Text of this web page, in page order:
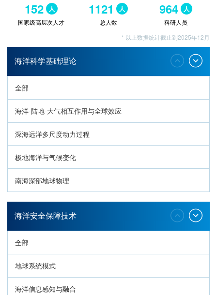
152 人
国家级高层次人才
1121 人
总人数
964 人
科研人员
* 以上数据统计截止到2025年12月
海洋科学基础理论
全部
海洋-陆地-大气相互作用与全球效应
深海远洋多尺度动力过程
极地海洋与气候变化
南海深部地球物理
深海生命与生态过程
海洋安全保障技术
全部
地球系统模式
海洋信息感知与融合